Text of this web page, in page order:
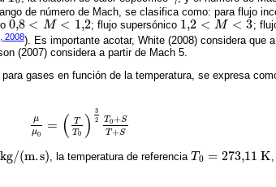
de número de Mach, se clasifica como: para flujo
0,8 < M < 1,2
0,8<M <1,2 ; flujo supersónico 1,2 < M < 3
1,2<M <3 ;
2008). Es importante acotar, White (2008) considera que
(2007) considera a partir de Mach 5.
gases en función de la temperatura, se expresa
μ
μ0
= ( T
T 0 )
3
2
T 0+S
T +S
μμ0=T T 032T +ST+
kg/(m.s)
(m.s ) , la temperatura de referenciaT 0 = 273,11 K
T 0=273,11 K